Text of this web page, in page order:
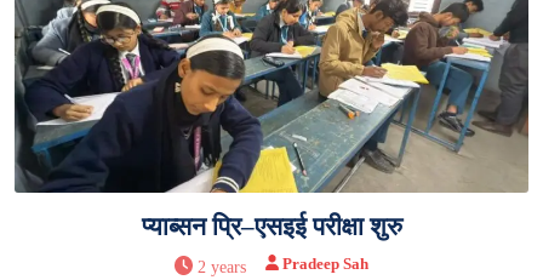
प्याब्सन प्रि–एसइई परीक्षा शुरु
2 years Pradeep Sah